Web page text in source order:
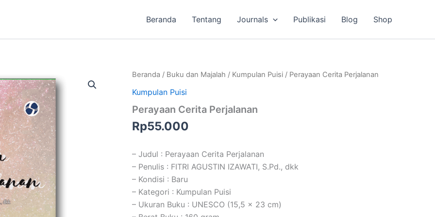
Beranda Tentang Journals Publikasi Blog Shop
Beranda / Buku dan Majalah / Kumpulan Puisi / Perayaan Cerita Perjalanan
Kumpulan Puisi
Perayaan Cerita Perjalanan
Rp55.000
– Judul : Perayaan Cerita Perjalanan
– Penulis : FITRI AGUSTIN IZAWATI, S.Pd., dkk
– Kondisi : Baru
– Kategori : Kumpulan Puisi
– Ukuran Buku : UNESCO (15,5 x 23 cm)